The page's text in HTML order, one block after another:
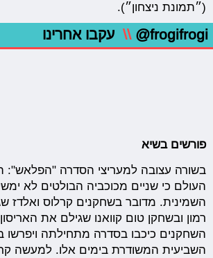
(״תמונת ניצחון״).
@frogifrogi
\\ עקבו אחרינו
פורשים בשיא
בשורה עצובה למעריצי הסדרה "הפלאש":
העולם כי שניים מכוכביה הבולטים לא
השמינית. מדובר בשחקנים קרלוס ואלדז
רמון ובשחקן טום קוואנו שגילם את
השחקנים כיכבו בסדרה מתחילתה ויפרשו
השביעית המשודרת בימים אלו. למעשה